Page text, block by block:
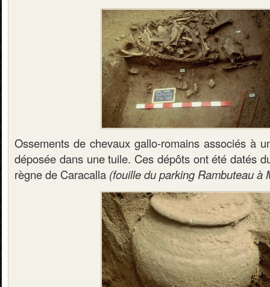
Ossements de chevaux gallo-romains associés à
déposée dans une tuile. Ces dépôts ont été datés
règne de Caracalla (fouille du parking Rambuteau à